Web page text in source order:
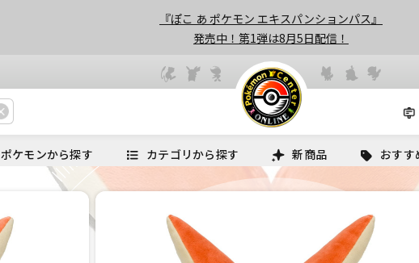
『ぽこ あ ポケモン エキスパンションパス』
発売中！第1弾は8月5日配信！
ポケモンから探す カテゴリから探す 新商品 おすす